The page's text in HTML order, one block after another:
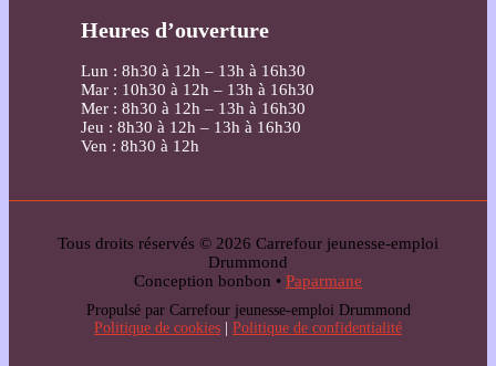
Heures d’ouverture
Lun : 8h30 à 12h – 13h à 16h30
Mar : 10h30 à 12h – 13h à 16h30
Mer : 8h30 à 12h – 13h à 16h30
Jeu : 8h30 à 12h – 13h à 16h30
Ven : 8h30 à 12h
Tous droits réservés © 2026 Carrefour jeunesse-emploi
Drummond
Conception bonbon • Paparmane
Propulsé par Carrefour jeunesse-emploi Drummond
Politique de cookies
Politique de confidentialité